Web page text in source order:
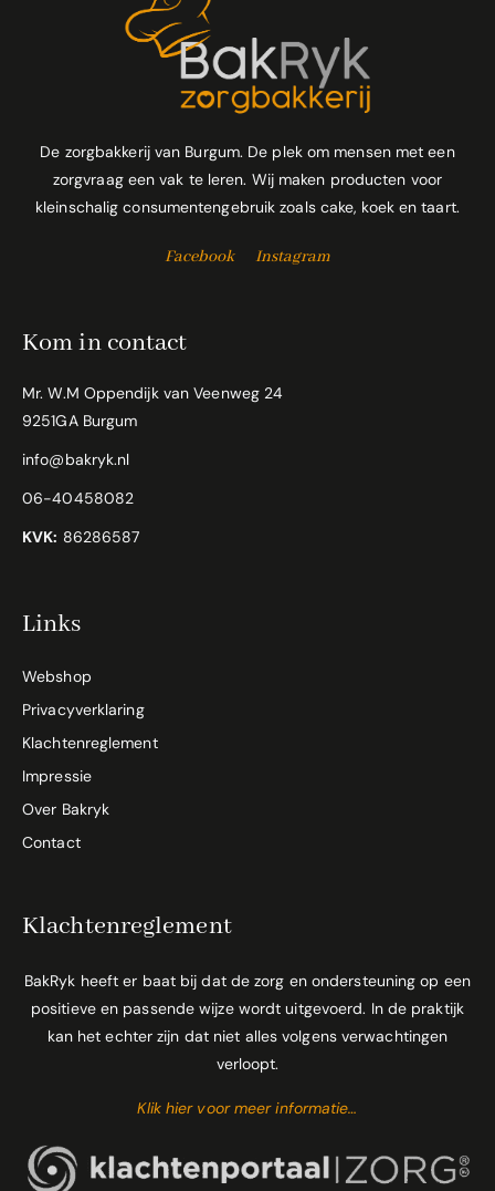
De zorgbakkerij van Burgum. De plek om mensen met een
zorgvraag een vak te leren. Wij maken producten voor
kleinschalig consumentengebruik zoals cake, koek en taart.
Facebook Instagram
Kom in contact
Mr. W.M Oppendijk van Veenweg 24
9251GA Burgum
info@bakryk.nl
06-40458082
KVK: 86286587
Links
Webshop
Privacyverklaring
Klachtenreglement
Impressie
Over Bakryk
Contact
Klachtenreglement
BakRyk heeft er baat bij dat de zorg en ondersteuning op een
positieve en passende wijze wordt uitgevoerd. In de praktijk
kan het echter zijn dat niet alles volgens verwachtingen
verloopt.
Klik hier voor meer informatie…